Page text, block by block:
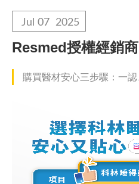
Jul 07 2025
Resmed授權經銷
購買醫材安心三步驟：一